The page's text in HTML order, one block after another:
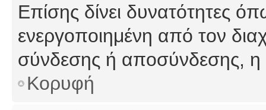
Επίσης δίνει δυνατότητες
ενεργοποιημένη από τον
σύνδεσης ή αποσύνδεσης, η
Κορυφή